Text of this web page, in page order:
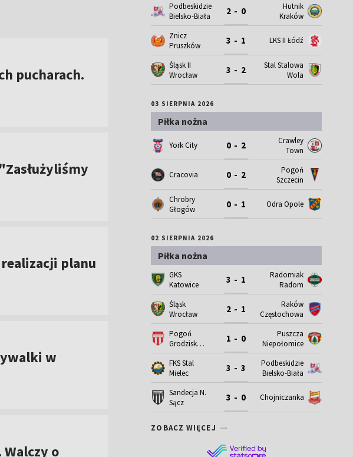
pucharach.
realizacji planu
w
o
Podbeskidzie
Bielsko-Biała
2 - 0
Hutnik
Kraków
Znicz
Pruszków
3 - 1 LKS II Łódź
Śląsk II
Wrocław
3 - 2
Stal Stalowa
Wola
03 SIERPNIA 2026
Piłka nożna
York City 0 - 2
Crawley
Town
Cracovia 0 - 2
Pogoń
Szczecin
Chrobry
Głogów
0 - 1 Odra Opole
02 SIERPNIA 2026
Piłka nożna
GKS
Katowice
3 - 1
Radomiak
Radom
Śląsk
Wrocław
2 - 1
Raków
Częstochowa
Pogoń
Grodzisk
Maz.
1 - 0
Puszcza
Niepołomice
FKS Stal
Mielec
3 - 3
Podbeskidzie
Bielsko-Biała
Sandecja N.
Sącz
3 - 0 Chojniczanka
ZOBACZ WIĘCEJ